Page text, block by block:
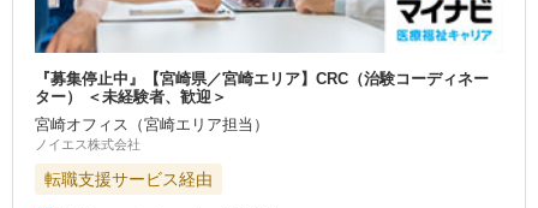
『募集停止中』【宮崎県／宮崎エリア】CRC（治験コーディネー
ター） ＜未経験者、歓迎＞
宮崎オフィス（宮崎エリア担当）
ノイエス株式会社
転職支援サービス経由